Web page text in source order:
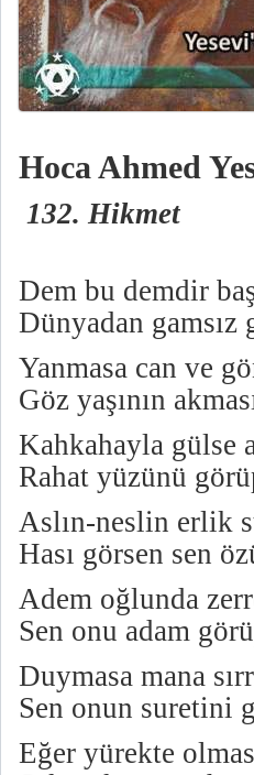
Hoca Ahmed
132. Hikmet
Dem bu demdir
Dünyadan gamsız
Yanmasa can ve
Göz yaşının
Kahkahayla gülse
Rahat yüzünü
Aslın-neslin erlik
Hası görsen sen
Adem oğlunda
Sen onu adam
Duymasa mana
Sen onun suretini
Eğer yürekte